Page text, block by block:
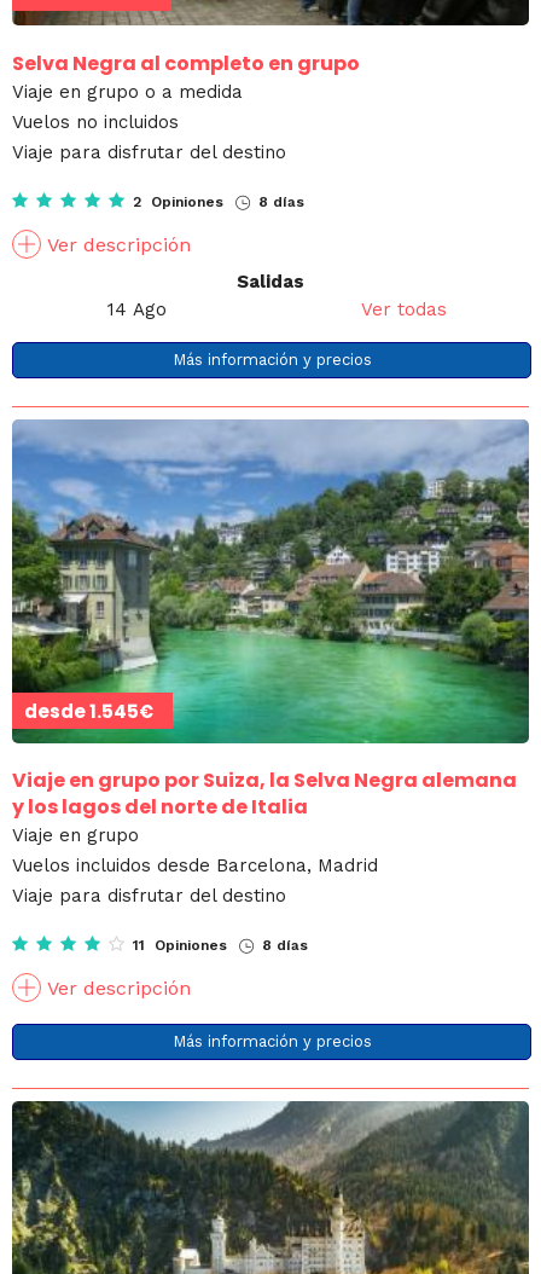
Selva Negra al completo en grupo
Viaje en grupo o a medida
Vuelos no incluidos
Viaje para disfrutar del destino
2 Opiniones 8 días
Ver descripción
Salidas
14 Ago
Ver todas
Más información y precios
desde1.545€
Viaje en grupo por Suiza, la Selva Negra alemana
y los lagos del norte de Italia
Viaje en grupo
Vuelos incluidos desde Barcelona, Madrid
Viaje para disfrutar del destino
11 Opiniones 8 días
Ver descripción
Más información y precios